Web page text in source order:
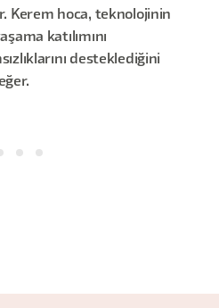
Kerem hoca, teknolojinin
katılımını
desteklediğini